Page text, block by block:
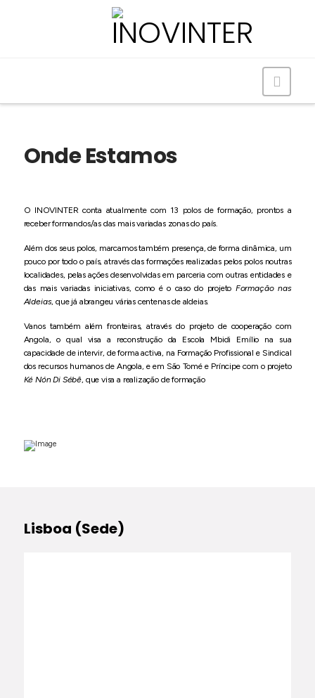
Onde Estamos
O INOVINTER conta atualmente com 13 polos de formação, prontos a
receber formandos/as das mais variadas zonas do país.
Além dos seus polos, marcamos também presença, de forma dinâmica, um
pouco por todo o país, através das formações realizadas pelos polos noutras
localidades, pelas ações desenvolvidas em parceria com outras entidades e
das mais variadas iniciativas, como é o caso do projeto Formação nas
Aldeias, que já abrangeu várias centenas de aldeias.
Vanos também além fronteiras, através do projeto de cooperação com
Angola, o qual visa a reconstrução da Escola Mbidi Emílio na sua
capacidade de intervir, de forma activa, na Formação Profissional e Sindical
dos recursos humanos de Angola, e em São Tomé e Príncipe com o projeto
Ké Nón Di Sébê, que visa a realização de formação
Lisboa (Sede)